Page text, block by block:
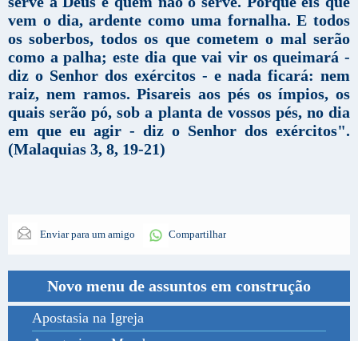
vem o dia, ardente como uma fornalha. E todos
os soberbos, todos os que cometem o mal serão
como a palha; este dia que vai vir os queimará -
diz o Senhor dos exércitos - e nada ficará: nem
raiz, nem ramos. Pisareis aos pés os ímpios, os
quais serão pó, sob a planta de vossos pés, no dia
em que eu agir - diz o Senhor dos exércitos".
(Malaquias 3, 8, 19-21)
Enviar para um amigo Compartilhar
Novo menu de assuntos em construção
Apostasia na Igreja